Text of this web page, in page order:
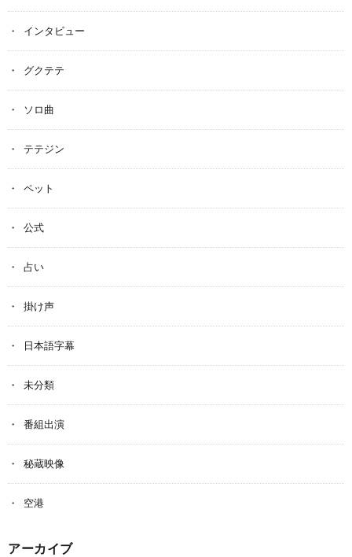
インタビュー
グクテテ
ソロ曲
テテジン
ペット
公式
占い
掛け声
日本語字幕
未分類
番組出演
秘蔵映像
空港
アーカイブ